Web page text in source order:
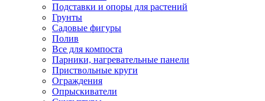
Подставки и опоры для растений
Грунты
Садовые фигуры
Полив
Все для компоста
Парники, нагревательные панели
Приствольные круги
Ограждения
Опрыскиватели